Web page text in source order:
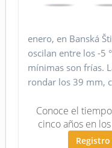
enero, en Banská
oscilan entre los -5
mínimas son frías.
rondar los 39 mm,
Conoce el
cinco años en